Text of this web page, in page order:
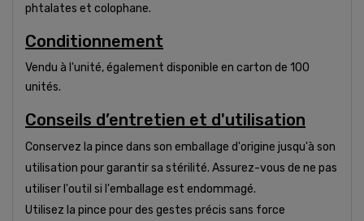
phtalates et colophane.
Conditionnement
Vendu à l'unité, également disponible en carton de 100
unités.
Conseils d’entretien et d'utilisation
Conservez la pince dans son emballage d'origine jusqu'à son
utilisation pour garantir sa stérilité. Assurez-vous de ne pas
utiliser l'outil si l'emballage est endommagé.
Utilisez la pince pour des gestes précis sans force